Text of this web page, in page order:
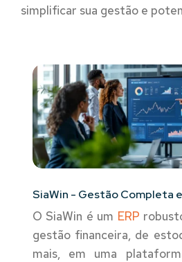
simplificar sua gestão e
SiaWin - Gestão Completa
O SiaWin é um ERP
gestão financeira, de
mais, em uma